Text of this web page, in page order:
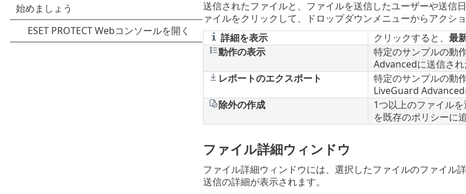
送信されたファイルと、ファイルを送信したユーザーや送信
ァイルをクリックして、ドロップダウンメニューからアクショ
詳細を表示
クリックすると、 最
動作の表示
特定のサンプルの動
Advancedに送信され
レポートのエクスポート
特定のサンプルの動
LiveGuard Advanced
除外の作成
1つ以上のファイルを
を既存のポリシーに
ファイル詳細ウィンドウ
ファイル詳細ウィンドウには、選択したファイルのファイル
送信の詳細が表示されます。